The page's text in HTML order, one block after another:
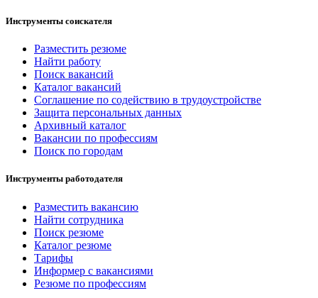
Инструменты соискателя
Разместить резюме
Найти работу
Поиск вакансий
Каталог вакансий
Соглашение по содействию в трудоустройстве
Защита персональных данных
Архивный каталог
Вакансии по профессиям
Поиск по городам
Инструменты работодателя
Разместить вакансию
Найти сотрудника
Поиск резюме
Каталог резюме
Тарифы
Информер с вакансиями
Резюме по профессиям